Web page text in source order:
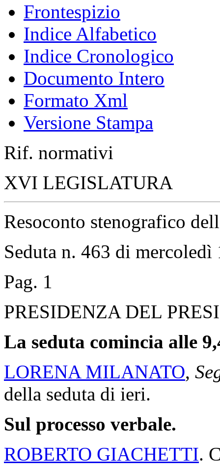
Frontespizio
Indice Alfabetico
Indice Cronologico
Documento Intero
Formato Xml
Versione Stampa
Rif. normativi
XVI LEGISLATURA
Resoconto stenografico
Seduta n. 463 di mercoledì
Pag. 1
PRESIDENZA DEL
La seduta comincia alle
LORENA MILANATO,
della seduta di ieri.
Sul processo verbale.
ROBERTO GIACHETTI.